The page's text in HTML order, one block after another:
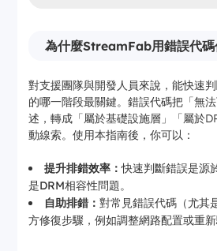
為什麼StreamFab用錯誤代
對支援團隊與開發人員來說，能快速
的哪一階段最關鍵。錯誤代碼把「無
述，轉成「屬於基礎設施層」「屬於
動線索。使用本指南後，你可以：
提升排錯效率：快速判斷錯誤是源
是DRM相容性問題。
自助排錯：對常見錯誤代碼（尤其
方修復步驟，例如調整網路配置或重新